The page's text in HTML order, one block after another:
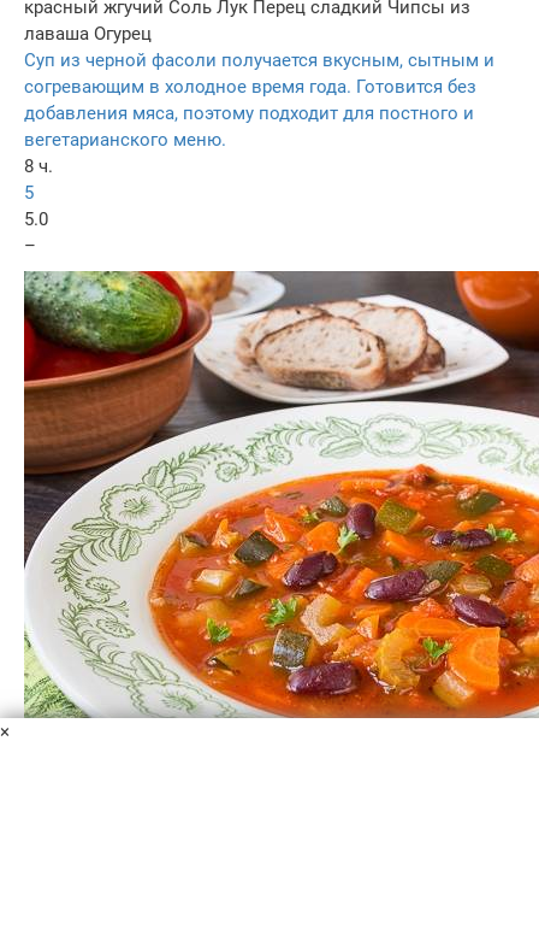
красный жгучий Соль Лук Перец сладкий Чипсы из
лаваша Огурец
Суп из черной фасоли получается вкусным, сытным и
согревающим в холодное время года. Готовится без
добавления мяса, поэтому подходит для постного и
вегетарианского меню.
8 ч.
5
5.0
–
×